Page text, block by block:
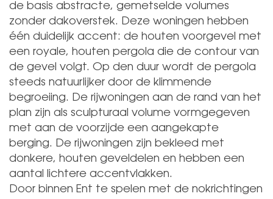
de basis abstracte, gemetselde volumes
zonder dakoverstek. Deze woningen hebben
één duidelijk accent: de houten voorgevel met
een royale, houten pergola die de contour van
de gevel volgt. Op den duur wordt de pergola
steeds natuurlijker door de klimmende
begroeiing. De rijwoningen aan de rand van het
plan zijn als sculpturaal volume vormgegeven
met aan de voorzijde een aangekapte
berging. De rijwoningen zijn bekleed met
donkere, houten geveldelen en hebben een
aantal lichtere accentvlakken.
Door binnen Ent te spelen met de nokrichtingen